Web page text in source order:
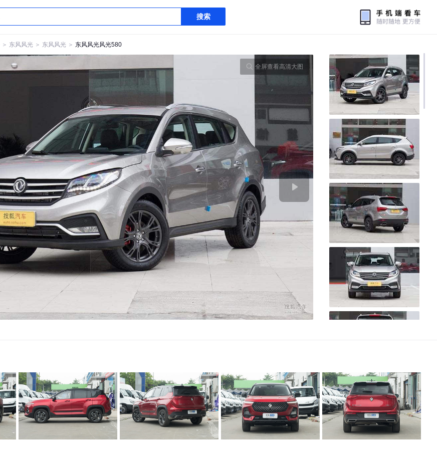
搜索
＞ 东风风光 ＞ 东风风光 ＞ 东风风光风光580
全屏查看高清大图